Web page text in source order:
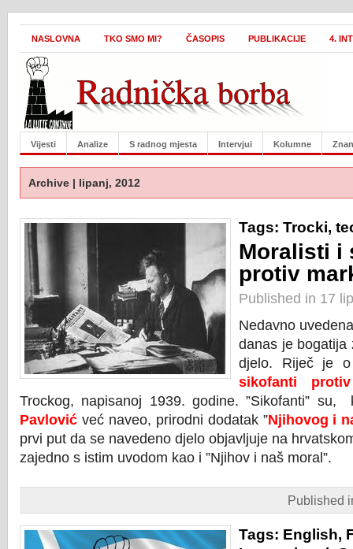
NASLOVNA TKO SMO MI? ČASOPIS PUBLIKACIJE 4.
Vijesti Analize S radnog mjesta Intervjui Kolumne
Archive | lipanj, 2012
Tags: Trocki,
Moralisti i
protiv
Published in 17
Nedavno
danas je bogatija
djelo. Riječ je
sikofanti
Trockog, napisanoj 1939. godine. ”Sikofanti”
Pavlović već naveo, prirodni dodatak ”Njihovog i
prvi put da se navedeno djelo objavljuje na
zajedno s istim uvodom kao i ”Njihov i naš moral”.
Published
Tags: English,